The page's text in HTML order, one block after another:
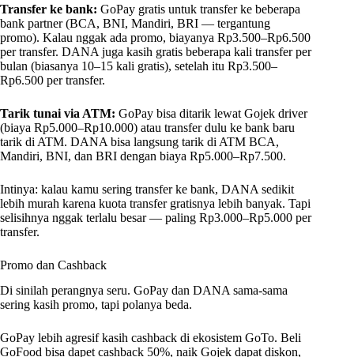
Transfer ke bank: GoPay gratis untuk transfer ke beberapa
bank partner (BCA, BNI, Mandiri, BRI — tergantung
promo). Kalau nggak ada promo, biayanya Rp3.500–Rp6.500
per transfer. DANA juga kasih gratis beberapa kali transfer per
bulan (biasanya 10–15 kali gratis), setelah itu Rp3.500–
Rp6.500 per transfer.
Tarik tunai via ATM: GoPay bisa ditarik lewat Gojek driver
(biaya Rp5.000–Rp10.000) atau transfer dulu ke bank baru
tarik di ATM. DANA bisa langsung tarik di ATM BCA,
Mandiri, BNI, dan BRI dengan biaya Rp5.000–Rp7.500.
Intinya: kalau kamu sering transfer ke bank, DANA sedikit
lebih murah karena kuota transfer gratisnya lebih banyak. Tapi
selisihnya nggak terlalu besar — paling Rp3.000–Rp5.000 per
transfer.
Promo dan Cashback
Di sinilah perangnya seru. GoPay dan DANA sama-sama
sering kasih promo, tapi polanya beda.
GoPay lebih agresif kasih cashback di ekosistem GoTo. Beli
GoFood bisa dapet cashback 50%, naik Gojek dapat diskon,